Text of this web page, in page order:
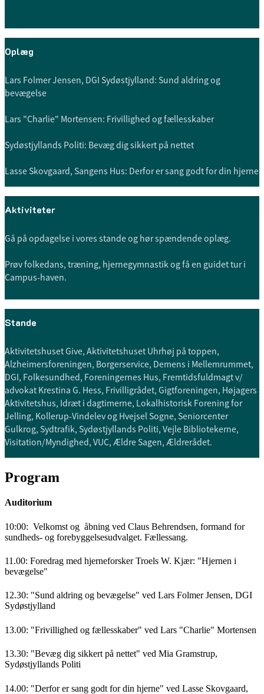
Oplæg
Lars Folmer Jensen, DGI Sydøstjylland: Sund aldring og
bevægelse
Lars "Charlie" Mortensen: Frivillighed og fællesskaber
Sydøstjyllands Politi: Bevæg dig sikkert på nettet
Lasse Skovgaard, Sangens Hus: Derfor er sang godt for din hjerne
Aktiviteter
Gå på opdagelse i vores stande og hør spændende oplæg.
Prøv folkedans, træning, hjernegymnastik og få en guidet tur i
Campus-haven.
Stande
Aktivitetshuset Give, Aktivitetshuset Uhrhøj på toppen,
Alzheimersforeningen, Borgerservice, Demens i Mellemrummet,
DGI, Folkesundhed, Foreningernes Hus, Fremtidsfuldmagt v/
advokat Krestina G. Hess, Frivilligrådet, Gigtforeningen, Højagers
Aktivitetshus, Idræt i dagtimerne, Lokalhistorisk Forening for
Jelling, Kollerup-Vindelev og Hvejsel Sogne, Seniorcenter
Gulkrog, Sydtrafik, Sydøstjyllands Politi, Vejle Bibliotekerne,
Visitation/Myndighed, VUC, Ældre Sagen, Ældrerådet.
Program
Auditorium
10:00: Velkomst og åbning ved Claus Behrendsen, formand for
sundheds- og forebyggelsesudvalget. Fællessang.
11.00: Foredrag med hjerneforsker Troels W. Kjær: "Hjernen i
bevægelse"
12.30: "Sund aldring og bevægelse" ved Lars Folmer Jensen, DGI
Sydøstjylland
13.00: "Frivillighed og fællesskaber" ved Lars "Charlie" Mortensen
13.30: "Bevæg dig sikkert på nettet" ved Mia Gramstrup,
Sydøstjyllands Politi
14.00: "Derfor er sang godt for din hjerne" ved Lasse Skovgaard,